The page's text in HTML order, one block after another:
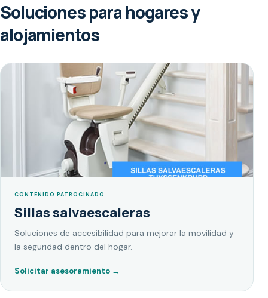
Soluciones para hogares y
alojamientos
CONTENIDO PATROCINADO
Sillas salvaescaleras
Soluciones de accesibilidad para mejorar la movilidad y
la seguridad dentro del hogar.
Solicitar asesoramiento →